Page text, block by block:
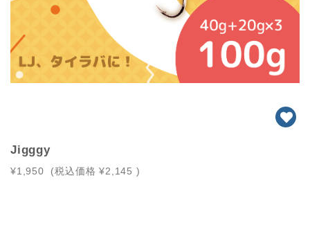
Jigggy
¥1,950 (税込価格 ¥2,145 )